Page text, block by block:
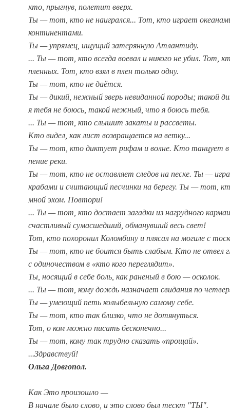
кто, прыгнув, полетит вверх.
Ты — тот, кто не наигрался... Тот, кто играет
континентами.
Ты — упрямец, ищущий затерянную Атлантиду.
... Ты — тот, кто всегда воевал и никого не убил. Тот,
пленных. Тот, кто взял в плен только одну.
Ты — тот, кто не даётся.
Ты — дикий, нежный зверь невиданной породы; такой
я тебя не боюсь, такой нежный, что я боюсь тебя.
... Ты — тот, кто слышит закаты и рассветы.
Кто видел, как лист возвращается на ветку...
Ты — тот, кто диктует рифам и волне. Кто танцует в
пение реки.
Ты — тот, кто не оставляет следов на песке. Ты —
крабами и считающий песчинки на берегу. Ты — тот,
мной эхом. Повтори!
... Ты — тот, кто достает загадки из нагрудного
счастливый сумасшедший, обманувший весь свет!
Тот, кто похоронил Коломбину и плясал на могиле с
Ты — тот, кто не боится быть слабым. Кто не отвел
с одиночеством в «кто кого переглядит».
Ты, носящий в себе боль, как раненый в бою — осколок.
... Ты — тот, кому дождь назначает свидания по
Ты — умеющий петь колыбельную самому себе.
Ты — тот, кто так близко, что не дотянуться.
Тот, о ком можно писать бесконечно...
Ты — тот, кому так трудно сказать «прощай».
...Здравствуй!
Ольга Довгопол.
Как Это произошло —
В начале было слово, и это слово был тескт "ТЫ".